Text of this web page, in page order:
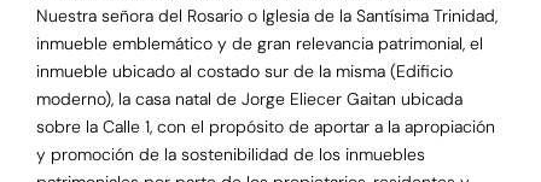
Nuestra señora del Rosario o Iglesia de la Santísima Trinidad,
inmueble emblemático y de gran relevancia patrimonial, el
inmueble ubicado al costado sur de la misma (Edificio
moderno), la casa natal de Jorge Eliecer Gaitan ubicada
sobre la Calle 1, con el propósito de aportar a la apropiación
y promoción de la sostenibilidad de los inmuebles